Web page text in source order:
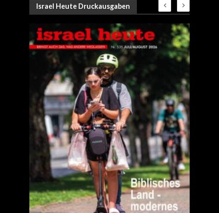
Israel Heute Druckausgaben